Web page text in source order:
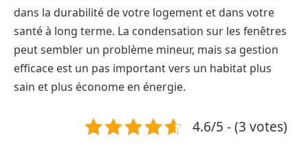
dans la durabilité de votre logement et dans votre
santé à long terme. La condensation sur les fenêtres
peut sembler un problème mineur, mais sa gestion
efficace est un pas important vers un habitat plus
sain et plus économe en énergie.
4.6/5 - (3 votes)